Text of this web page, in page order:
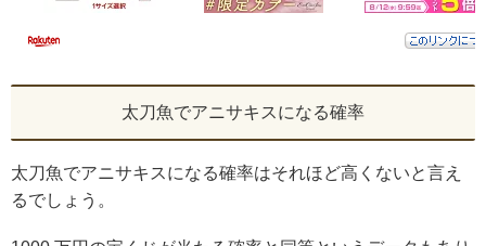
太刀魚でアニサキスになる確率
太刀魚でアニサキスになる確率はそれほど高くないと言え
るでしょう。